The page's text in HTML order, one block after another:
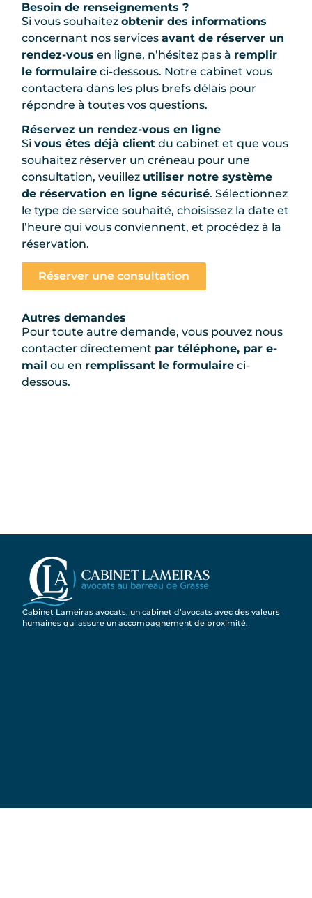
Besoin de renseignements ?
Si vous souhaitezobtenir des informations
concernant nos servicesavant de réserver un
rendez-vous en ligne, n’hésitez pas à remplir
le formulaire ci-dessous. Notre cabinet vous
contactera dans les plus brefs délais pour
répondre à toutes vos questions.
Réservez un rendez-vous en ligne
Sivous êtes déjà client du cabinet et que vous
souhaitez réserver un créneau pour une
consultation, veuillez utiliser notre système
de réservation en ligne sécurisé. Sélectionnez
le type de service souhaité, choisissez la date et
l’heure qui vous conviennent, et procédez à la
réservation.
Réserver une consultation
Autres demandes
Pour toute autre demande, vous pouvez nous
contacter directement par téléphone, par e-
mail ou en remplissant le formulaire ci-
dessous.
Cabinet Lameiras avocats, un cabinet d’avocats avec des valeurs
humaines qui assure un accompagnement de proximité.